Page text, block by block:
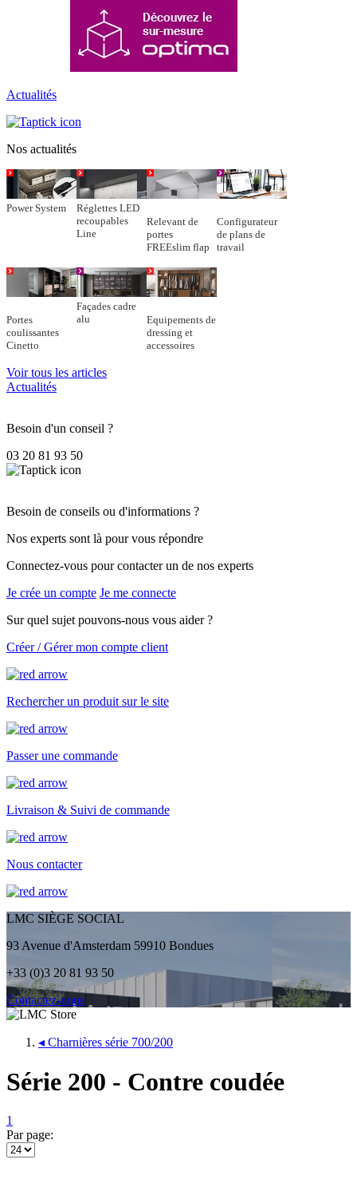
Actualités
Nos actualités
Power System
Réglettes LED
recoupables
Line
Relevant de
portes
FREEslim flap
Configurateur
de plans de
travail
Portes
coulissantes
Cinetto
Façades cadre
alu
Equipements de
dressing et
accessoires
Voir tous les articles
Actualités
Besoin d'un conseil ?
03 20 81 93 50
Besoin de conseils ou d'informations ?
Nos experts sont là pour vous répondre
Connectez-vous pour contacter un de nos experts
Je crée un compte Je me connecte
Sur quel sujet pouvons-nous vous aider ?
Créer / Gérer mon compte client
Rechercher un produit sur le site
Passer une commande
Livraison & Suivi de commande
Nous contacter
LMC SIÈGE SOCIAL
93 Avenue d'Amsterdam 59910 Bondues
+33 (0)3 20 81 93 50
Contactez-nous
◂ Charnières série 700/200
Série 200 - Contre coudée
1
Par page: